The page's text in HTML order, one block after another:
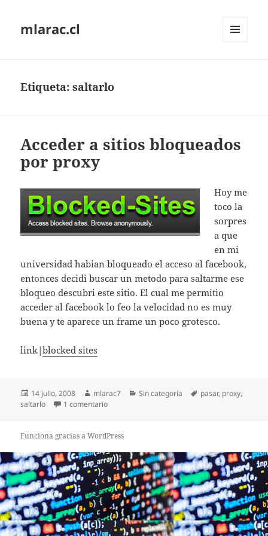
mlarac.cl
Etiqueta:saltarlo
Acceder a sitios bloqueados
por proxy
Hoy me
toco la
sorpres
a que
en mi
universidad habian bloqueado el acceso al facebook,
entonces decidi buscar un metodo para saltarme ese
bloqueo descubri este sitio. El cual me permitio
acceder al facebook lo feo la velocidad no es muy
buena y te aparece un frame un poco grotesco.
link|blocked sites
Publicado
el
14 julio, 2008 Autor
mlarac7 Categorías
Sin categoría Etiquetas
pasar, proxy,
saltarlo
1 comentarioen Acceder a sitios bloqueados por proxy
Funciona gracias a WordPress